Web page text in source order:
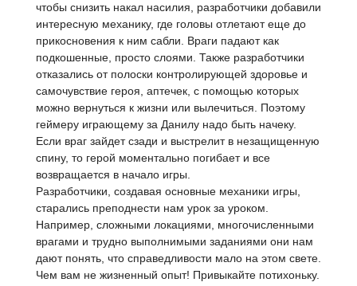
чтобы снизить накал насилия, разработчики добавили
интересную механику, где головы отлетают еще до
прикосновения к ним сабли. Враги падают как
подкошенные, просто слоями. Также разработчики
отказались от полоски контролирующей здоровье и
самочувствие героя, аптечек, с помощью которых
можно вернуться к жизни или вылечиться. Поэтому
геймеру играющему за Данилу надо быть начеку.
Если враг зайдет сзади и выстрелит в незащищенную
спину, то герой моментально погибает и все
возвращается в начало игры.
Разработчики, создавая основные механики игры,
старались преподнести нам урок за уроком.
Например, сложными локациями, многочисленными
врагами и трудно выполнимыми заданиями они нам
дают понять, что справедливости мало на этом свете.
Чем вам не жизненный опыт! Привыкайте потихоньку.